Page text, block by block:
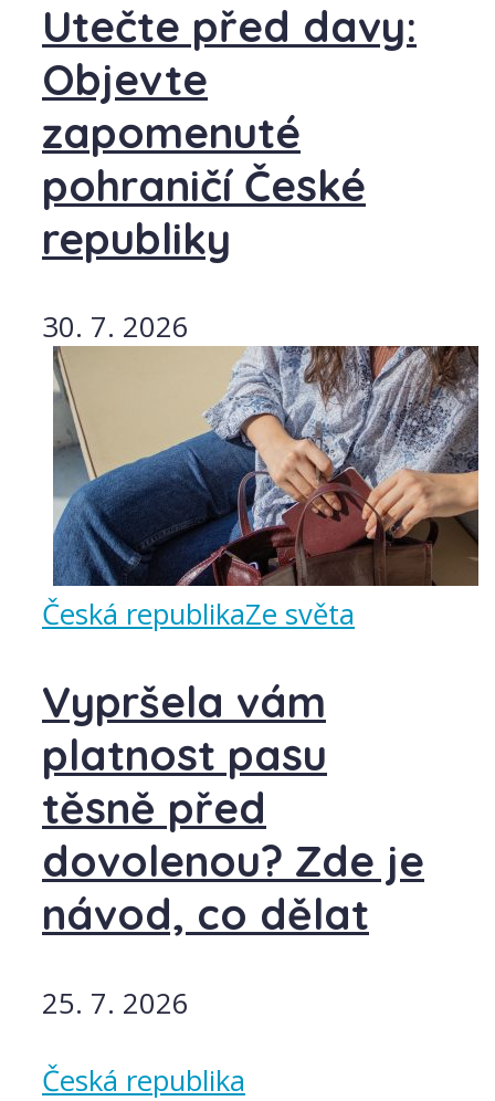
Utečte před davy:
Objevte
zapomenuté
pohraničí České
republiky
30. 7. 2026
Česká republikaZe světa
Vypršela vám
platnost pasu
těsně před
dovolenou? Zde je
návod, co dělat
25. 7. 2026
Česká republika